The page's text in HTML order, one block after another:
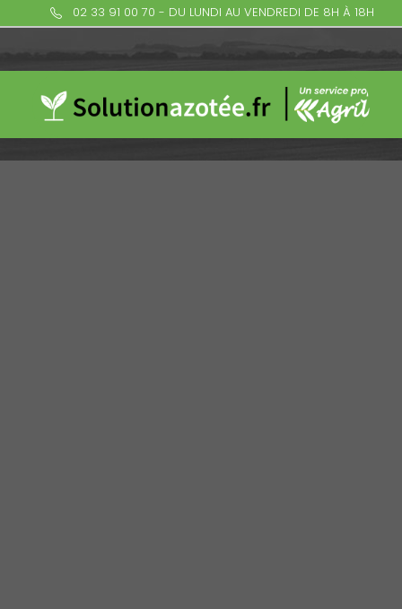
02 33 91 00 70 - DU LUNDI AU VENDREDI DE 8H À 18H